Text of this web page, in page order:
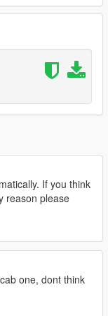
buying a Me a
accessof the
check out this
If you think
reason please
one, dont think